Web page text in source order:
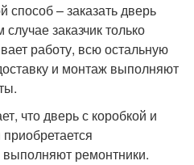
– заказать дверь
заказчик только
работу, всю остальную
и монтаж выполняют
что дверь с коробкой и
ремонтники.